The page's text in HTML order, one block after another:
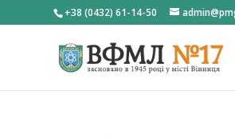
+38 (0432) 61-14-50